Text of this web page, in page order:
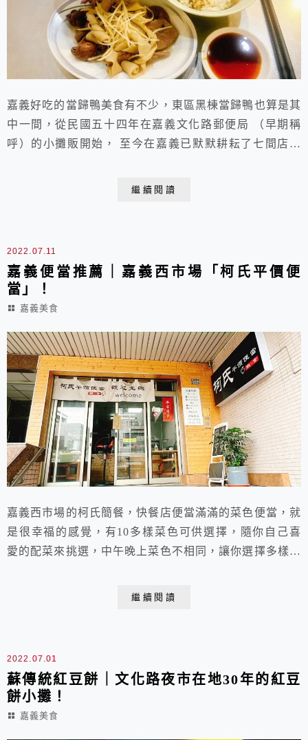
嘉義好吃的當歸鴨美食有不少，東區黑棟當歸鴨也算是其
中一間，從民國五十四年在嘉義文化路郵便局 （早期稱
呼）的小攤販開始， 至今在嘉義已默默耕耘了七間店，
繼續閱讀
2022.07.11
嘉義便當推薦｜嘉義西市場「柯氏平價便
當」！
嘉義美食
嘉義西市場的柯氏簡餐，快餐店便當滿滿的菜色便當，就
是很幸福的感覺，有10多樣菜色可供選擇，隨你自己喜
愛的配菜來挑選，中午晚上菜色不相同，讓你選擇多樣化
繼續閱讀
2022.07.01
蘇傳統紅豆餅｜文化路夜市在地30年的紅豆
餅小攤！
嘉義美食